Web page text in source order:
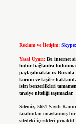
Reklam ve İletişim:
Yasal Uyarı: Bu internet
hiçbir bağlantısı
paylaşılmaktadır.
kurum ve kişiler
isim benzerlikleri
tavsiye niteliği taşımazlar.
Sitemiz, 5651 Sayılı
tarafından onaylanmış
sitedeki içerikleri proaktif